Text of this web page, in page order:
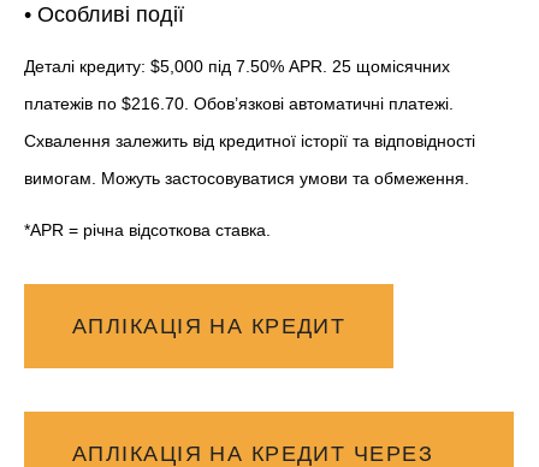
• Особливі події
Деталі кредиту: $5,000 під 7.50% APR. 25 щомісячних
платежів по $216.70. Обов’язкові автоматичні платежі.
Схвалення залежить від кредитної історії та відповідності
вимогам. Можуть застосовуватися умови та обмеження.
*APR = річна відсоткова ставка.
АПЛІКАЦІЯ НА КРЕДИТ
АПЛІКАЦІЯ НА КРЕДИТ ЧЕРЕЗ